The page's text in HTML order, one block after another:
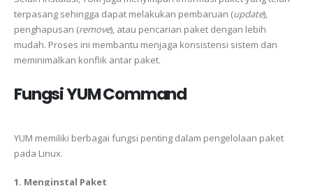
terpasang sehingga dapat melakukan pembaruan (update),
penghapusan (remove), atau pencarian paket dengan lebih
mudah. Proses ini membantu menjaga konsistensi sistem dan
meminimalkan konflik antar paket.
Fungsi YUM Command
YUM memiliki berbagai fungsi penting dalam pengelolaan paket
pada Linux.
1. Menginstal Paket